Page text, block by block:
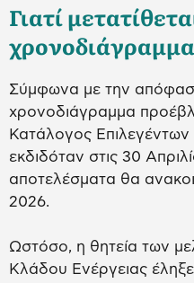
Γιατί
χρονοδιάγραμμα
Σύμφωνα με την
χρονοδιάγραμμα
Κατάλογος
εκδιδόταν στις 30
αποτελέσματα θα
2026.
Ωστόσο, η θητεία των
Κλάδου Ενέργειας